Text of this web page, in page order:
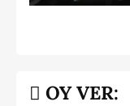
OY VER: